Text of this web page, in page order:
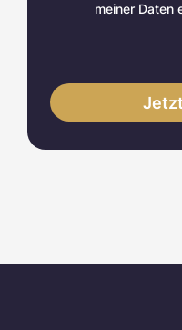
meiner Daten